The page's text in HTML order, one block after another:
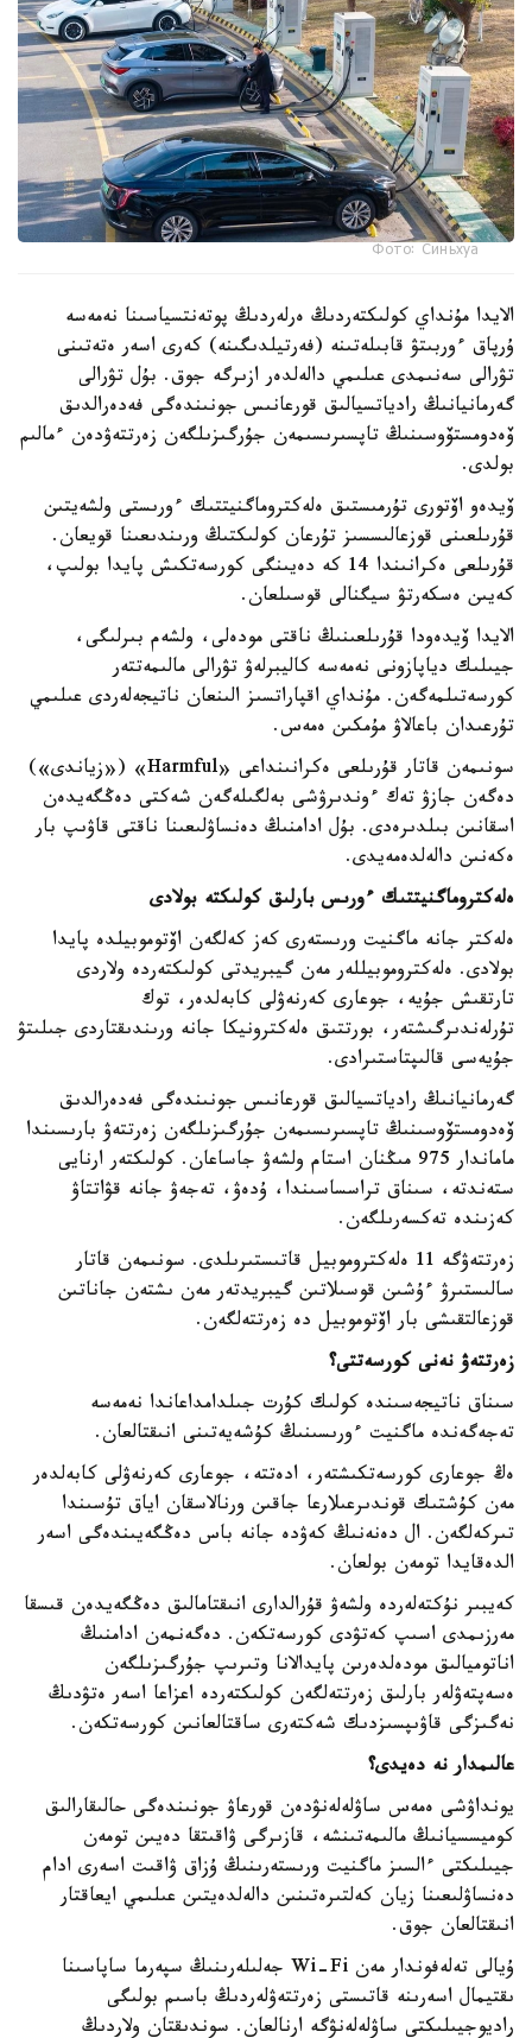
Фото: Синьхуа
الايدا مۇنداي كولىكتەردىڭ ەرلەردىڭ پوتەنتسياسىنا نەمەسە
ۇرپاق ءوربىتۋ قابىلەتىنە (فەرتيلدىگىنە) كەرى اسەر ەتەتىنى
تۋرالى سەنىمدى عىلىمي دالەلدەر ازىرگە جوق. بۇل تۋرالى
گەرمانيانىڭ رادياتسيالىق قورعانىس جونىندەگى فەدەرالدىق
ۆەدومستۆوسىنىڭ تاپسىرىسىمەن جۇرگىزىلگەن زەرتتەۋدەن ءمالىم
بولدى.
ۆيدەو اۆتورى تۇرمىستىق ەلەكتروماگنيتتىك ءورىستى ولشەيتىن
قۇرىلعىنى قوزعالىسسىز تۇرعان كولىكتىڭ ورىندىعىنا قويعان.
قۇرىلعى ەكرانىندا 14 كە دەيىنگى كورسەتكىش پايدا بولىپ،
كەيىن ەسكەرتۋ سيگنالى قوسىلعان.
الايدا ۆيدەودا قۇرىلعىنىڭ ناقتى مودەلى، ولشەم بىرلىگى،
جيىلىك دياپازونى نەمەسە كاليبرلەۋ تۋرالى مالىمەتتەر
كورسەتىلمەگەن. مۇنداي اقپاراتسىز الىنعان ناتيجەلەردى عىلىمي
تۇرعىدان باعالاۋ مۇمكىن ەمەس.
سونىمەن قاتار قۇرىلعى ەكرانىنداعى «Harmful» («زياندى»)
دەگەن جازۋ تەك ءوندىرۋشى بەلگىلەگەن شەكتى دەڭگەيدەن
اسقانىن بىلدىرەدى. بۇل ادامنىڭ دەنساۋلىعىنا ناقتى قاۋىپ بار
ەكەنىن دالەلدەمەيدى.
ەلەكتروماگنيتتىك ءورىس بارلىق كولىكتە بولادى
ەلەكتر جانە ماگنيت ورىستەرى كەز كەلگەن اۆتوموبيلدە پايدا
بولادى. ەلەكتروموبيللەر مەن گيبريدتى كولىكتەردە ولاردى
تارتقىش جۇيە، جوعارى كەرنەۋلى كابەلدەر، توك
تۇرلەندىرگىشتەر، بورتتىق ەلەكترونيكا جانە ورىندىقتاردى جىلىتۋ
جۇيەسى قالىپتاستىرادى.
گەرمانيانىڭ رادياتسيالىق قورعانىس جونىندەگى فەدەرالدىق
ۆەدومستۆوسىنىڭ تاپسىرىسىمەن جۇرگىزىلگەن زەرتتەۋ بارىسىندا
ماماندار 975 مىڭنان استام ولشەۋ جاساعان. كولىكتەر ارنايى
ستەندتە، سىناق تراسساسىندا، ۇدەۋ، تەجەۋ جانە قۋاتتاۋ
كەزىندە تەكسەرىلگەن.
زەرتتەۋگە 11 ەلەكتروموبيل قاتىستىرىلدى. سونىمەن قاتار
سالىستىرۋ ءۇشىن قوسىلاتىن گيبريدتەر مەن ىشتەن جاناتىن
قوزعالتقىشى بار اۆتوموبيل دە زەرتتەلگەن.
زەرتتەۋ نەنى كورسەتتى؟
سىناق ناتيجەسىندە كولىك كۇرت جىلدامداعاندا نەمەسە
تەجەگەندە ماگنيت ءورىسىنىڭ كۇشەيەتىنى انىقتالعان.
ەڭ جوعارى كورسەتكىشتەر، ادەتتە، جوعارى كەرنەۋلى كابەلدەر
مەن كۇشتىك قوندىرعىلارعا جاقىن ورنالاسقان اياق تۇسىندا
تىركەلگەن. ال دەنەنىڭ كەۋدە جانە باس دەڭگەيىندەگى اسەر
الدەقايدا تومەن بولعان.
كەيبىر نۇكتەلەردە ولشەۋ قۇرالدارى انىقتامالىق دەڭگەيدەن قىسقا
مەرزىمدى اسىپ كەتۋدى كورسەتكەن. دەگەنمەن ادامنىڭ
اناتوميالىق مودەلدەرىن پايدالانا وتىرىپ جۇرگىزىلگەن
ەسەپتەۋلەر بارلىق زەرتتەلگەن كولىكتەردە اعزاعا اسەر ەتۋدىڭ
نەگىزگى قاۋىپسىزدىك شەكتەرى ساقتالعانىن كورسەتكەن.
عالىمدار نە دەيدى؟
يونداۋشى ەمەس ساۋلەلەنۋدەن قورعاۋ جونىندەگى حالىقارالىق
كوميسسيانىڭ مالىمەتىنشە، قازىرگى ۋاقىتقا دەيىن تومەن
جيىلىكتى ءالسىز ماگنيت ورىستەرىنىڭ ۇزاق ۋاقىت اسەرى ادام
دەنساۋلىعىنا زيان كەلتىرەتىنىن دالەلدەيتىن عىلىمي ايعاقتار
انىقتالعان جوق.
ۇيالى تەلەفوندار مەن Wi-Fi جەلىلەرىنىڭ سپەرما ساپاسىنا
ىقتيمال اسەرىنە قاتىستى زەرتتەۋلەردىڭ باسىم بولىگى
راديوجيىلىكتى ساۋلەلەنۋگە ارنالعان. سوندىقتان ولاردىڭ